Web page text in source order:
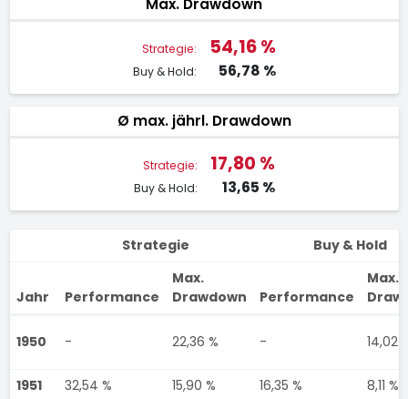
Strategie: 54,16 %
Buy & Hold: 56,78 %
Ø max. jährl. Drawdown
Strategie: 17,80 %
Buy & Hold: 13,65 %
Strategie Buy & Hold
Jahr Performance
Max.
Drawdown
Performance
Max.
1950 - 22,36 % - 14,02
1951 32,54 % 15,90 % 16,35 % 8,11 %